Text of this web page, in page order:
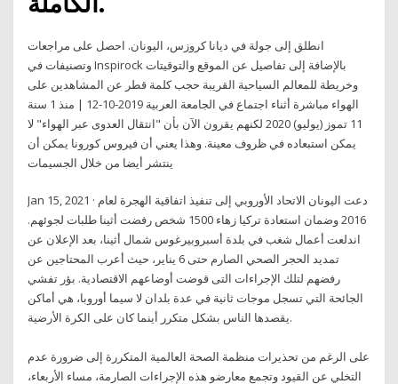
انطلق إلى جولة في ديانا كروزس، اليونان. احصل على مراجعات
وتصنيفات في Inspirock بالإضافة إلى تفاصيل عن الموقع والتوقيتات
وخريطة للمعالم السياحية القريبة حجب كلمة قطر عن المشاهدين على
الهواء مباشرة أثناء اجتماع في الجامعة العربية 2019-10-12 | منذ 1 سنة
11 تموز (يوليو) 2020 لكنهم يقرون الآن بأن "انتقال العدوى عبر الهواء" لا
يمكن استبعاده في ظروف معينة. وهذا يعني أن فيروس كورونا يمكن أن
Jan 15, 2021 · دعت اليونان الاتحاد الأوروبي إلى تنفيذ اتفاقية الهجرة لعام
2016 وضمان استعادة تركيا زهاء 1500 شخص رفضت أثينا طلبات لجوئهم.
اندلعت أعمال شغب في بلدة أسبروبيرغوس شمال أثينا، بعد الإعلان عن
تمديد الحجر الصحي الصارم حتى 6 يناير، حيث أعرب المحتاجين عن
رفضهم لتلك الإجراءات التى قوضت أوضاعهم الاقتصادية. بؤر تفشي
الجائحة التي تسجل موجات ثانية في عدة بلدان لا سيما أوروبا، هي أماكن
يقصدها الناس بشكل متكرر أينما كان على الكرة الأرضية.
على الرغم من تحذيرات منظمة الصحة العالمية المتكررة إلى ضرورة عدم
التخلي عن القيود وتجمع معارضو هذه الإجراءات الصارمة، مساء الأربعاء،